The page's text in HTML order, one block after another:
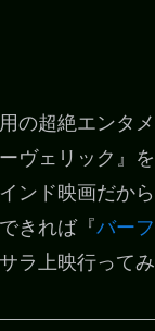
の超絶エンタ
ヴェリック』
ンド映画だか
きれば『バー
ラ上映行ってみ